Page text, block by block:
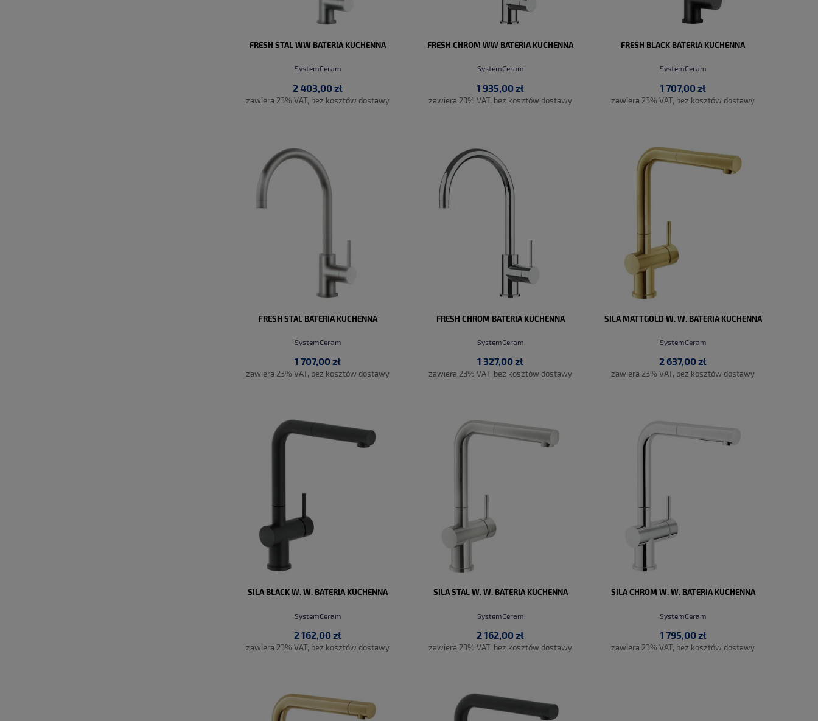
FRESH STAL WW BATERIA KUCHENNA
SystemCeram
2 403,00 zł
zawiera 23% VAT, bez kosztów dostawy
DO KOSZYKA
FRESH CHROM WW BATERIA KUCHENNA
SystemCeram
1 935,00 zł
zawiera 23% VAT, bez kosztów dostawy
DO KOSZYKA
FRESH BLACK BATERIA KUCHENNA
SystemCeram
1 707,00 zł
zawiera 23% VAT, bez kosztów dostawy
DO KOSZYKA
FRESH STAL BATERIA KUCHENNA
SystemCeram
1 707,00 zł
zawiera 23% VAT, bez kosztów dostawy
DO KOSZYKA
FRESH CHROM BATERIA KUCHENNA
SystemCeram
1 327,00 zł
zawiera 23% VAT, bez kosztów dostawy
DO KOSZYKA
SILA MATTGOLD W. W. BATERIA KUCHENNA
SystemCeram
2 637,00 zł
zawiera 23% VAT, bez kosztów dostawy
DO KOSZYKA
SILA BLACK W. W. BATERIA KUCHENNA
SystemCeram
2 162,00 zł
zawiera 23% VAT, bez kosztów dostawy
DO KOSZYKA
SILA STAL W. W. BATERIA KUCHENNA
SystemCeram
2 162,00 zł
zawiera 23% VAT, bez kosztów dostawy
DO KOSZYKA
SILA CHROM W. W. BATERIA KUCHENNA
SystemCeram
1 795,00 zł
zawiera 23% VAT, bez kosztów dostawy